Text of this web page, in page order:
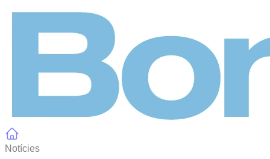
Notícies